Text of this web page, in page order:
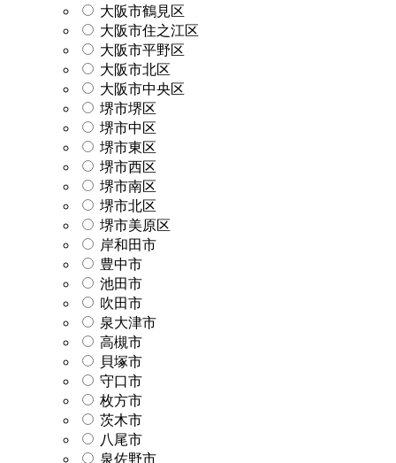
大阪市鶴見区
大阪市住之江区
大阪市平野区
大阪市北区
大阪市中央区
堺市堺区
堺市中区
堺市東区
堺市西区
堺市南区
堺市北区
堺市美原区
岸和田市
豊中市
池田市
吹田市
泉大津市
高槻市
貝塚市
守口市
枚方市
茨木市
八尾市
泉佐野市